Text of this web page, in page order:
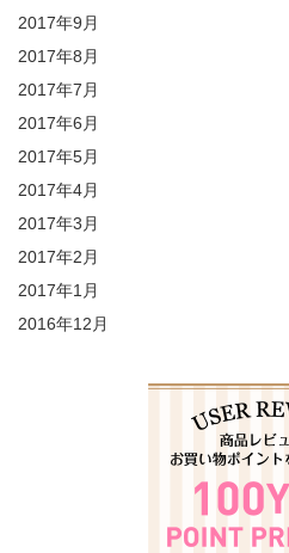
2017年9月
2017年8月
2017年7月
2017年6月
2017年5月
2017年4月
2017年3月
2017年2月
2017年1月
2016年12月